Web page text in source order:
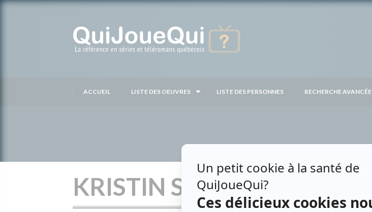
ACCUEIL LISTE DES OEUVRES LISTE DES PERSONNES RECHERCHE AVANCÉE
KRISTIN SCOTT THOMAS